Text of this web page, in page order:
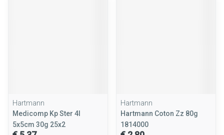
Hartmann
Medicomp Kp Ster 4l
5x5cm 30g 25x2
Hartmann
Hartmann Coton Zz 80g
1814000